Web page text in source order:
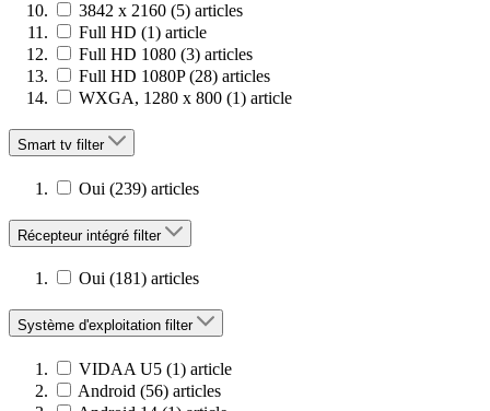
3842 x 2160 (5) articles
Full HD (1) article
Full HD 1080 (3) articles
Full HD 1080P (28) articles
WXGA, 1280 x 800 (1) article
Smart tv filter
Oui (239) articles
Récepteur intégré filter
Oui (181) articles
Système d'exploitation filter
VIDAA U5 (1) article
Android (56) articles